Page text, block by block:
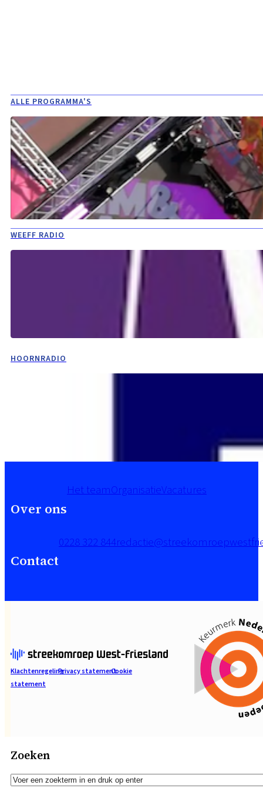
ALLE PROGRAMMA'S
WEEFF RADIO
HOORNRADIO
Over ons
Het teamOrganisatieVacatures
Contact
0228 322 844
KlachtenregelingPrivacy statementCookie
statement
Zoeken
Zoeken